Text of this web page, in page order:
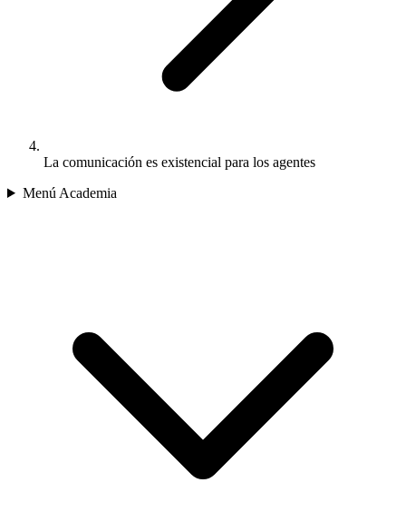
La comunicación es existencial para los agentes
Menú Academia